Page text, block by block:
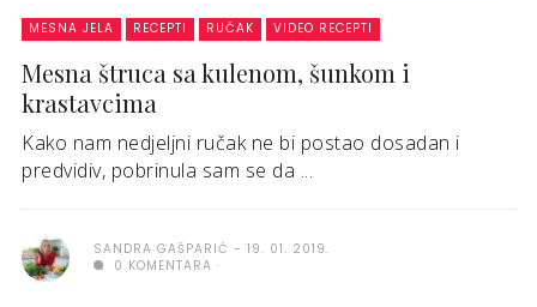
MESNA JELA RECEPTI RUČAK VIDEO RECEPTI
Mesna štruca sa kulenom, šunkom i
krastavcima
Kako nam nedjeljni ručak ne bi postao dosadan i
predvidiv, pobrinula sam se da ...
SANDRA GAŠPARIĆ
19. 01. 2019.
0 KOMENTARA